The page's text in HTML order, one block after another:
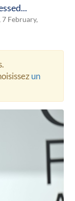
February,
un